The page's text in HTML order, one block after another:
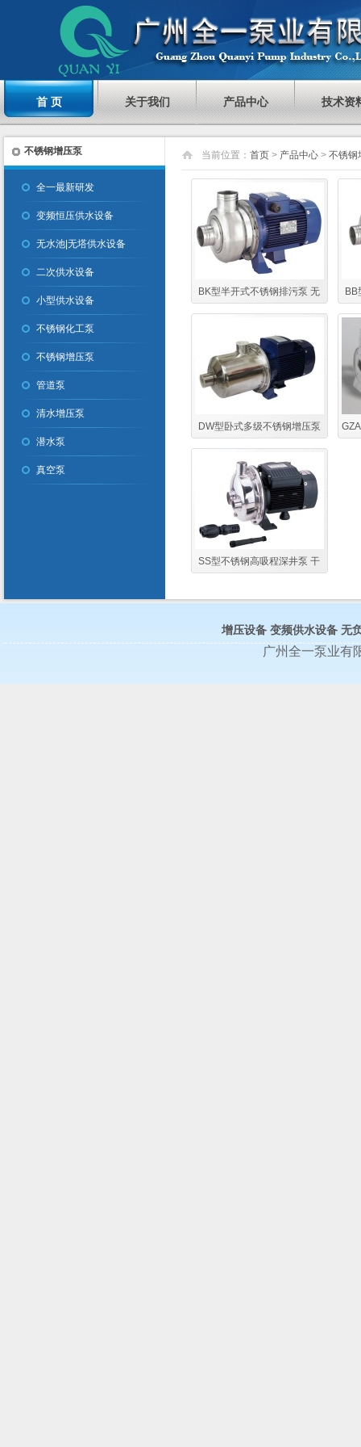
首 页 关于我们 产品中心 技术资
不锈钢增压泵
全一最新研发
变频恒压供水设备
无水池|无塔供水设备
二次供水设备
小型供水设备
不锈钢化工泵
不锈钢增压泵
管道泵
清水增压泵
潜水泵
真空泵
当前位置： 首页 > 产品中心 > 不锈钢
BK型半开式不锈钢排污泵 无
阻塞厨余污水排污泵 扬
DW型卧式多级不锈钢增压泵
高扬程不锈钢增压泵
SS型不锈钢高吸程深井泵 干
增压设备 变频供水设备 无
广州全一泵业有